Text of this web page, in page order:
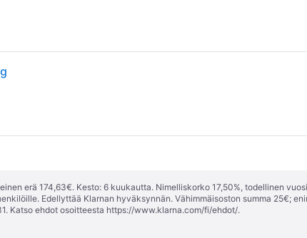
erä 174,63€. Kesto: 6 kuukautta. Nimelliskorko 17,50%, todellinen
Edellyttää Klarnan hyväksynnän. Vähimmäisoston summa 25€;
Katso ehdot osoitteesta https://www.klarna.com/fi/ehdot/.